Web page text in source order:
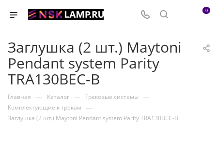
0
Заглушка (2 шт.) Maytoni
Pendant system Parity
TRA130BEC-B
Главная — Каталог — Трековые системы —
Комплектующие к трекам —
Заглушка (2 шт.) Maytoni Pendant system Parity TRA130BEC-B